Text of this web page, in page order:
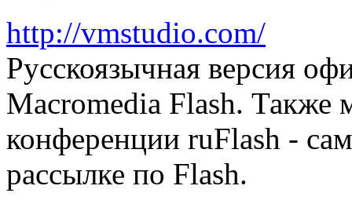
http://vmstudio.com/
Русскоязычная версия
Macromedia Flash. Также
конференции ruFlash -
рассылке по Flash.